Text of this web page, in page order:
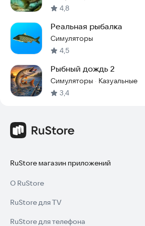
Припять
Омолон
Амур
Кламат
Бенито
Конго
Озёра:
Дав
Анси
Байкал
Ладожское
Анреаль
Рыбная ферма
Лох-Несс
4,8
Реальная рыбалка
Симуляторы
4,5
Рыбный дождь 2
Симуляторы · Казуальные
3,4
RuStore магазин приложений
О RuStore
RuStore для TV
RuStore для телефона